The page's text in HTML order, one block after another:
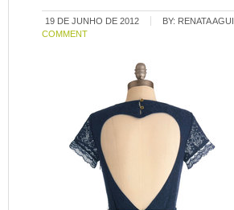
19 DE JUNHO DE 2012 BY: RENATA
COMMENT